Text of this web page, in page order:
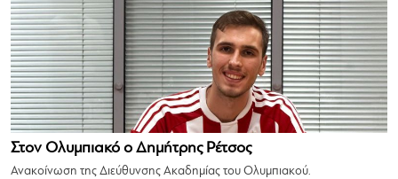
Στον Ολυμπιακό ο Δημήτρης Ρέτσος
Ανακοίνωση της Διεύθυνσης Ακαδημίας του Ολυμπιακού.